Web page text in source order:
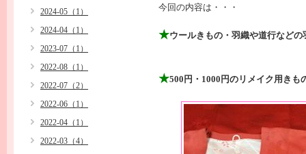
今回の内容は・・・
★ウールきもの・羽織や道行などの
★500円・1000円のリメイク用き
2024-05（1）
2024-04（1）
2023-07（1）
2022-08（1）
2022-07（2）
2022-06（1）
2022-04（1）
2022-03（4）